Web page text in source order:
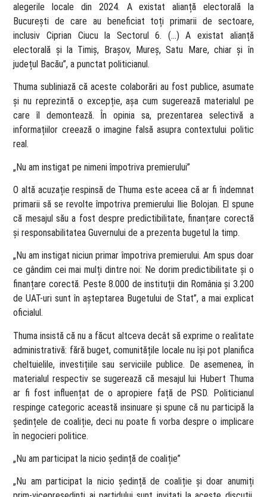
alegerile locale din 2024. A existat alianță electorală la
București de care au beneficiat toți primarii de sectoare,
inclusiv Ciprian Ciucu la Sectorul 6. (…) A existat alianță
electorală și la Timiș, Brașov, Mureș, Satu Mare, chiar și în
județul Bacău”, a punctat politicianul.
Thuma subliniază că aceste colaborări au fost publice, asumate
și nu reprezintă o excepție, așa cum sugerează materialul pe
care îl demontează. În opinia sa, prezentarea selectivă a
informațiilor creează o imagine falsă asupra contextului politic
real.
„Nu am instigat pe nimeni împotriva premierului”
O altă acuzație respinsă de Thuma este aceea că ar fi îndemnat
primarii să se revolte împotriva premierului Ilie Bolojan. El spune
că mesajul său a fost despre predictibilitate, finanțare corectă
și responsabilitatea Guvernului de a prezenta bugetul la timp.
„Nu am instigat niciun primar împotriva premierului. Am spus doar
ce gândim cei mai mulți dintre noi: Ne dorim predictibilitate și o
finanțare corectă. Peste 8.000 de instituții din România și 3.200
de UAT-uri sunt în așteptarea Bugetului de Stat”, a mai explicat
oficialul.
Thuma insistă că nu a făcut altceva decât să exprime o realitate
administrativă: fără buget, comunitățile locale nu își pot planifica
cheltuielile, investițiile sau serviciile publice. De asemenea, în
materialul respectiv se sugerează că mesajul lui Hubert Thuma
ar fi fost influențat de o apropiere față de PSD. Politicianul
respinge categoric această insinuare și spune că nu participă la
ședințele de coaliție, deci nu poate fi vorba despre o implicare
în negocieri politice.
„Nu am participat la nicio ședință de coaliție”
„Nu am participat la nicio ședință de coaliție și doar anumiți